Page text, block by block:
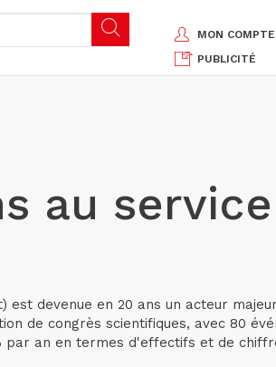
MON COMPTE
PUBLICITÉ
au
est devenue en 20 ans un acteur
de congrès scientifiques, avec 80
par an en termes d'effectifs et de